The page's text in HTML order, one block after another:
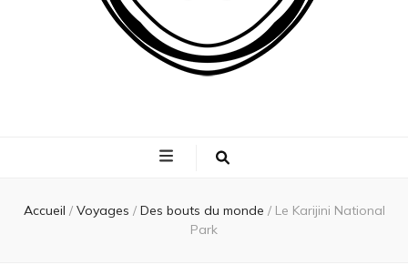
Accueil / Voyages / Des bouts du monde / Le Karijini National
Park